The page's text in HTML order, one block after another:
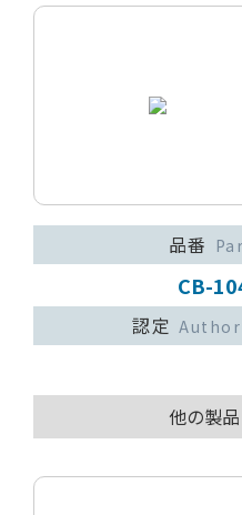
品番
CB-
認定
他の製